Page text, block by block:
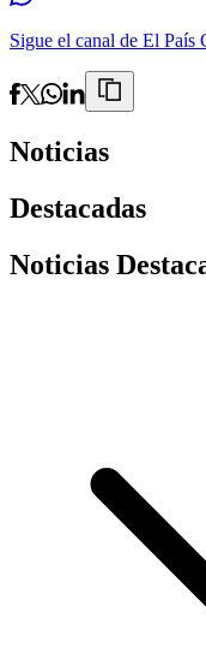
Sigue el canal de El País
Noticias
Destacadas
Noticias